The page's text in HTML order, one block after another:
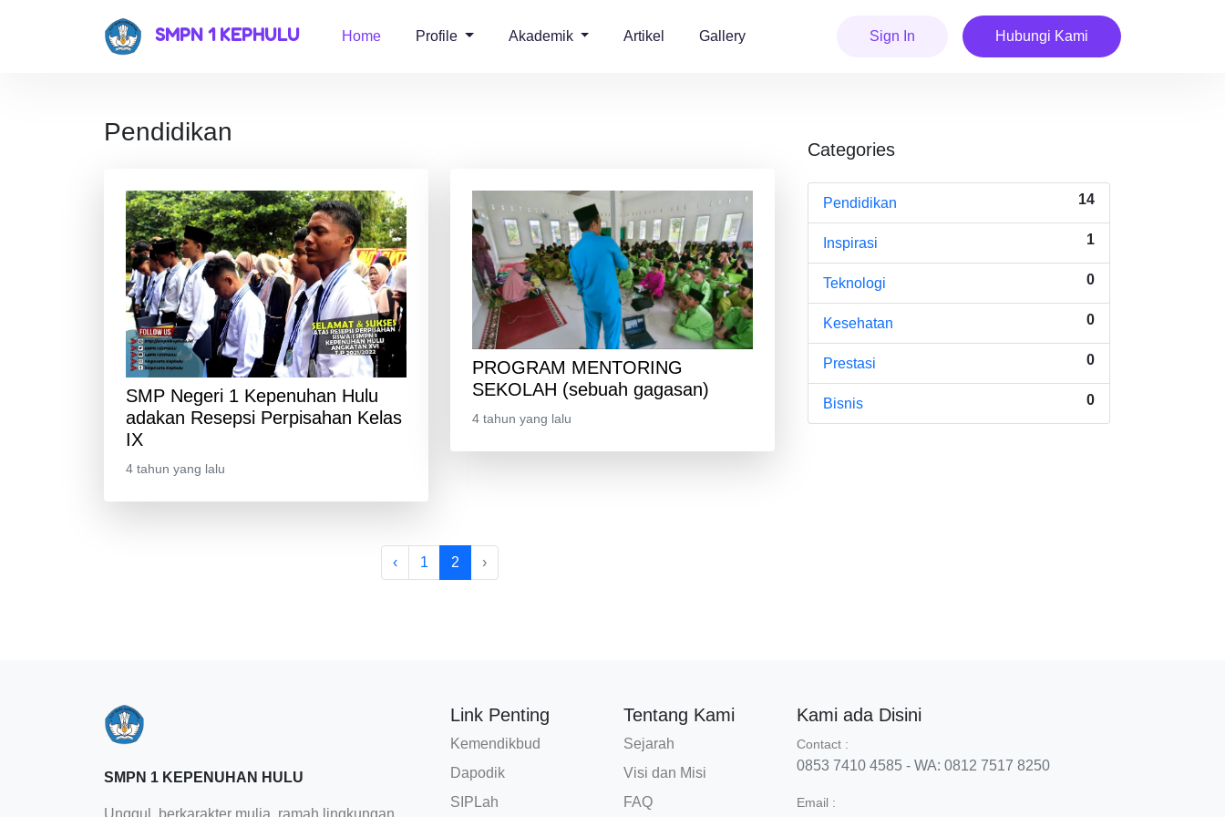
SMPN 1 KEPHULU Home Profile Akademik Artikel Gallery Sign In Hubungi Kami
Pendidikan
SMP Negeri 1 Kepenuhan Hulu
adakan Resepsi Perpisahan Kelas
IX
4 tahun yang lalu
PROGRAM MENTORING
SEKOLAH (sebuah gagasan)
4 tahun yang lalu
‹ 1 2 ›
Categories
Pendidikan 14
Inspirasi 1
Teknologi 0
Kesehatan 0
Prestasi 0
Bisnis 0
SMPN 1 KEPENUHAN HULU
Link Penting
Kemendikbud
Dapodik
SIPLah
Tentang Kami
Sejarah
Visi dan Misi
FAQ
Kami ada Disini
Contact :
0853 7410 4585 - WA: 0812 7517 8250
Email :